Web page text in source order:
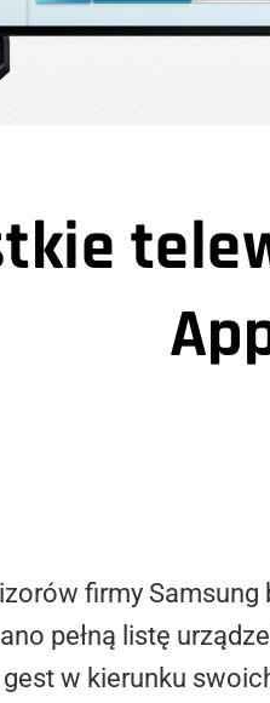
firmy Samsung
pełną listę
gest w kierunku